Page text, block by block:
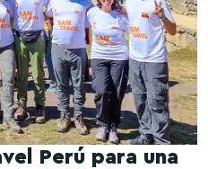
Perú para una